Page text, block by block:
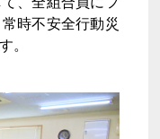
時不安全行動災
。